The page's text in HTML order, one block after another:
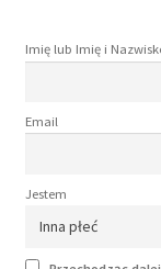
Imię lub Imię i
Email
Jestem